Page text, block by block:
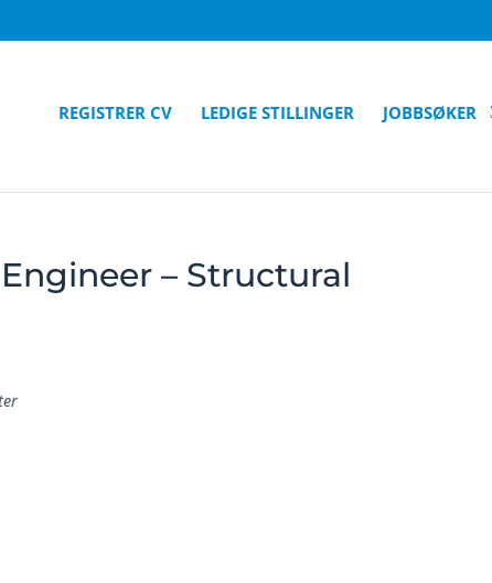
REGISTRER CV LEDIGE STILLINGER JOBBSØKER
– Structural